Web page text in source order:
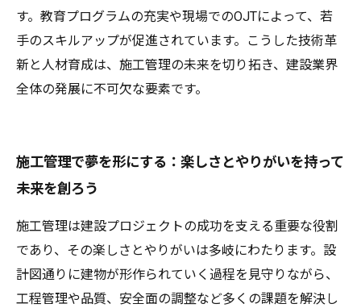
す。教育プログラムの充実や現場でのOJTによって、若
手のスキルアップが促進されています。こうした技術革
新と人材育成は、施工管理の未来を切り拓き、建設業界
全体の発展に不可欠な要素です。
施工管理で夢を形にする：楽しさとやりがいを持って
未来を創ろう
施工管理は建設プロジェクトの成功を支える重要な役割
であり、その楽しさとやりがいは多岐にわたります。設
計図通りに建物が形作られていく過程を見守りながら、
工程管理や品質、安全面の調整など多くの課題を解決し